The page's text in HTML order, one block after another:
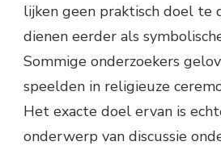
lijken geen praktisch doel te
dienen eerder als
Sommige onderzoekers
speelden in religieuze
Het exacte doel ervan is
onderwerp van discussie